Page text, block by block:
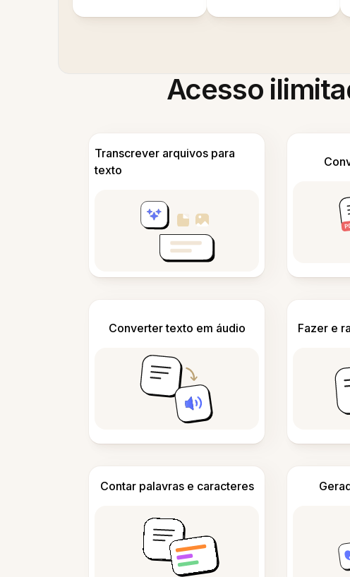
Acesso
Transcrever arquivos para
texto
Converter texto em áudio Fazer e
Contar palavras e caracteres